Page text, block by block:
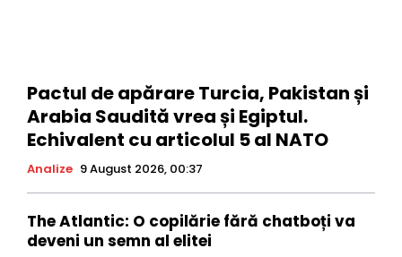
Pactul de apărare Turcia, Pakistan și
Arabia Saudită vrea și Egiptul.
Echivalent cu articolul 5 al NATO
Analize 9 August 2026, 00:37
The Atlantic: O copilărie fără chatboți va
deveni un semn al elitei